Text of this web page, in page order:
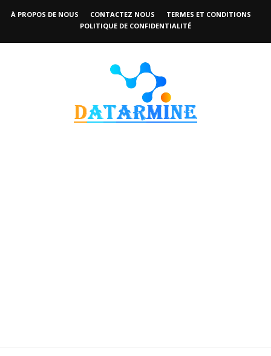
À PROPOS DE NOUS CONTACTEZ NOUS
TERMES ET CONDITIONS
POLITIQUE DE CONFIDENTIALITÉ